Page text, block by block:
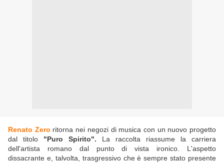
Renato Zero ritorna nei negozi di musica con un nuovo progetto
dal titolo "Puro Spirito". La raccolta riassume la carriera
dell'artista romano dal punto di vista ironico. L'aspetto
dissacrante e, talvolta, trasgressivo che è sempre stato presente